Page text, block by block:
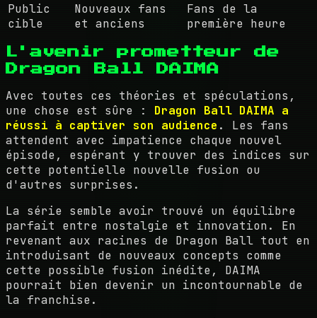
Public
cible
Nouveaux fans
et anciens
Fans de la
première heure
L'avenir prometteur de
Dragon Ball DAIMA
Avec toutes ces théories et spéculations,
une chose est sûre : Dragon Ball DAIMA a
réussi à captiver son audience . Les fans
attendent avec impatience chaque nouvel
épisode, espérant y trouver des indices sur
cette potentielle nouvelle fusion ou
d'autres surprises.
La série semble avoir trouvé un équilibre
parfait entre nostalgie et innovation. En
revenant aux racines de Dragon Ball tout en
introduisant de nouveaux concepts comme
cette possible fusion inédite, DAIMA
pourrait bien devenir un incontournable de
la franchise.